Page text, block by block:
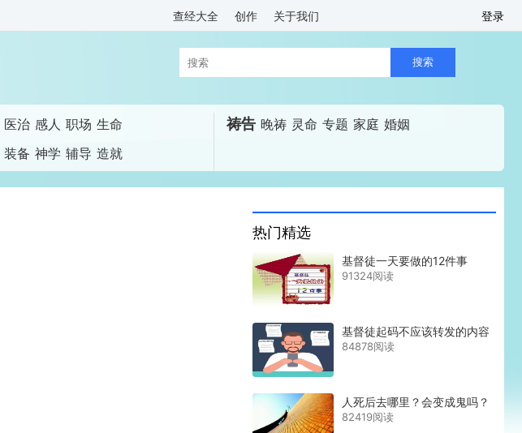
登录
查经大全 创作 关于我们
医治 感人 职场 生命 祷告 晚祷 灵命 专题 家庭 婚姻
装备 神学 辅导 造就
热门精选
基督徒一天要做的12件事
91324阅读
基督徒起码不应该转发的内容
84878阅读
人死后去哪里？会变成鬼吗？
82419阅读